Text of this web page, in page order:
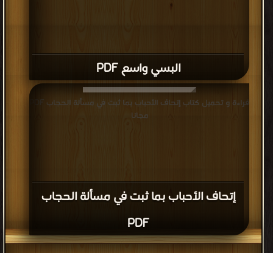
البسي واسع PDF
إتحاف الأحباب بما ثبت في مسألة الحجاب
PDF
مجانا